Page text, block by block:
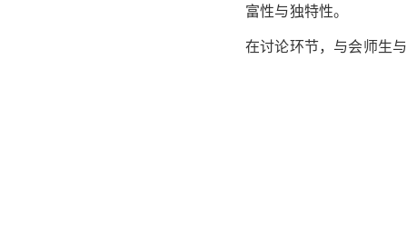
富性与独特性。
在讨论环节，与会师生